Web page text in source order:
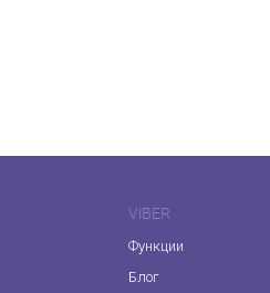
VIBER
Функции
Блог